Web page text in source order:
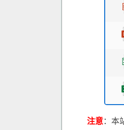
注意：本